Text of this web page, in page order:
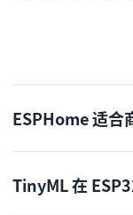
ESPHome 适合
TinyML 在